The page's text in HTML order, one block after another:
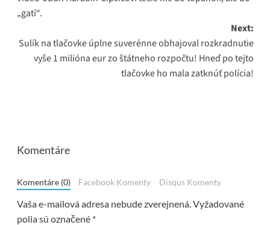
„gatí“.
Next:
Sulík na tlačovke úplne suverénne obhajoval rozkradnutie
vyše 1 milióna eur zo štátneho rozpočtu! Hneď po tejto
tlačovke ho mala zatknúť polícia!
Komentáre
Komentáre (0) Facebook Komenty Disqus Komenty
Vaša e-mailová adresa nebude zverejnená. Vyžadované
polia sú označené *